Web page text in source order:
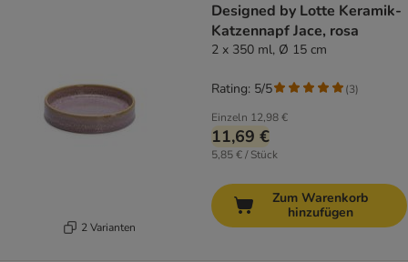
2 Varianten
Designed by Lotte Keramik-
Katzennapf Jace, rosa
2 x 350 ml, Ø 15 cm
Einzeln 12,98 €
11,69 €
5,85 € / Stück
Rating: 5/5 (3)
Zum Warenkorb
hinzufügen